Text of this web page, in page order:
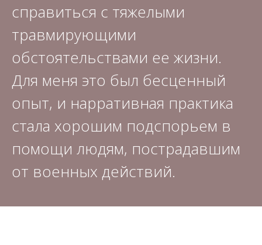
справиться с тяжелыми
травмирующими
обстоятельствами ее жизни.
Для меня это был бесценный
опыт, и нарративная практика
стала хорошим подспорьем в
помощи людям, пострадавшим
от военных действий.